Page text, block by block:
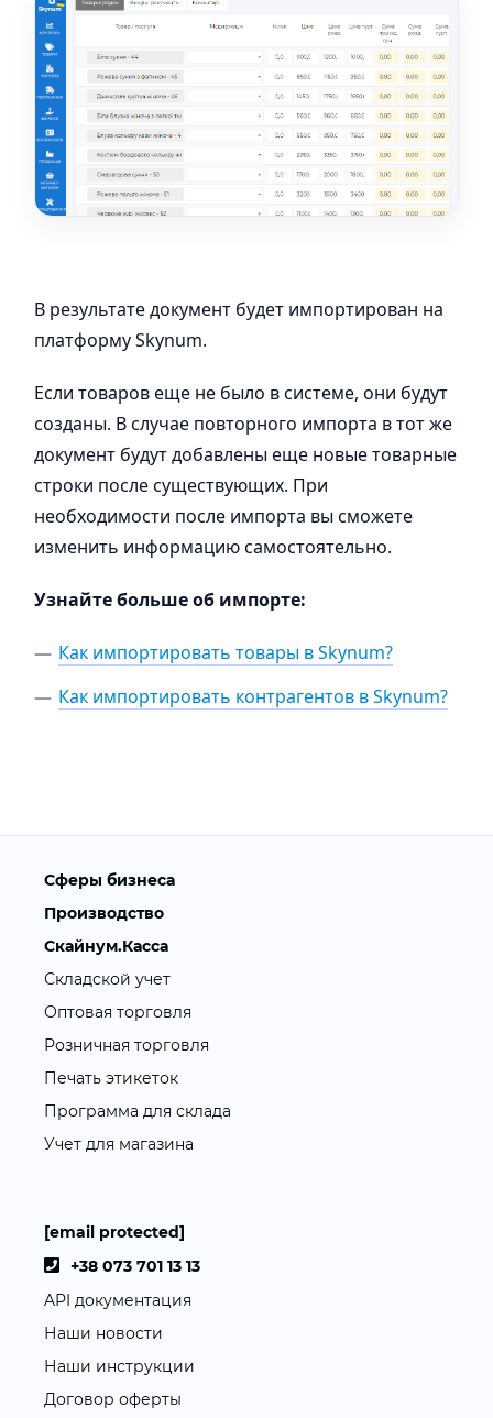
В результате документ будет импортирован на
платформу Skynum.
Если товаров еще не было в системе, они будут
созданы. В случае повторного импорта в тот же
документ будут добавлены еще новые товарные
строки после существующих. При
необходимости после импорта вы сможете
изменить информацию самостоятельно.
Узнайте больше об импорте:
Как импортировать товары в Skynum?
Как импортировать контрагентов в Skynum?
Сферы бизнеса
Производство
Скайнум.Касса
Складской учет
Оптовая торговля
Розничная торговля
Печать этикеток
Программа для склада
Учет для магазина
[email protected]
+38 073 701 13 13
API документация
Наши новости
Наши инструкции
Договор оферты